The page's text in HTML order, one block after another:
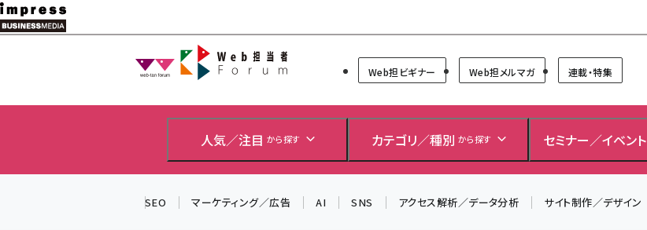
メ
イ
Web担当者Forum
Web担ビギナー Web担メルマガ 連載・特集
人気／注目 から探す カテゴリ／種別 から探す セミナー／イベント
SEO マーケティング／広告 AI SNS アクセス解析／データ分析 サイト制作／デザイン
＼ 読者アンケートにご協力ください ／
▼アンケートページはこちらから▼